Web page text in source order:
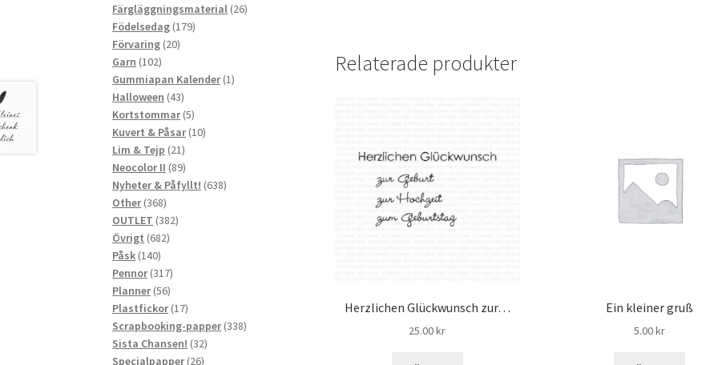
Relaterade produkter
Herzlichen Glückwunsch zur…
25.00kr
Ein kleiner gruß
5.00kr
produkter
Färgläggningsmaterial 2626
Födelsedag 179179
Förvaring 2020
Garn 102102
produkter
Gummiapan Kalender 11
Halloween 4343
produkter
Kortstommar 55
produkter
Kuvert & Påsar 1010
Lim & Tejp 2121
produkter
Neocolor II 8989
produkter
Nyheter & Påfyllt! 638638
Other 368368
produkter
OUTLET 382382
Övrigt 682682
Påsk 140140
produkter
Pennor 317317
produkter
Planner 5656
produkter
Plastfickor 1717
produkter
Scrapbooking-papper 338338
Sista Chansen! 3232
Specialpapper 2626